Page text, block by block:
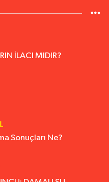
İLACI MIDIR?
Sonuçları Ne?